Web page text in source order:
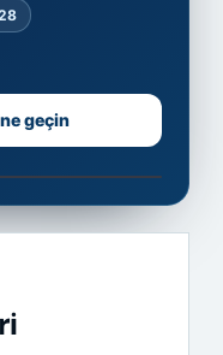
geçin
0:28
çok istasyonlu